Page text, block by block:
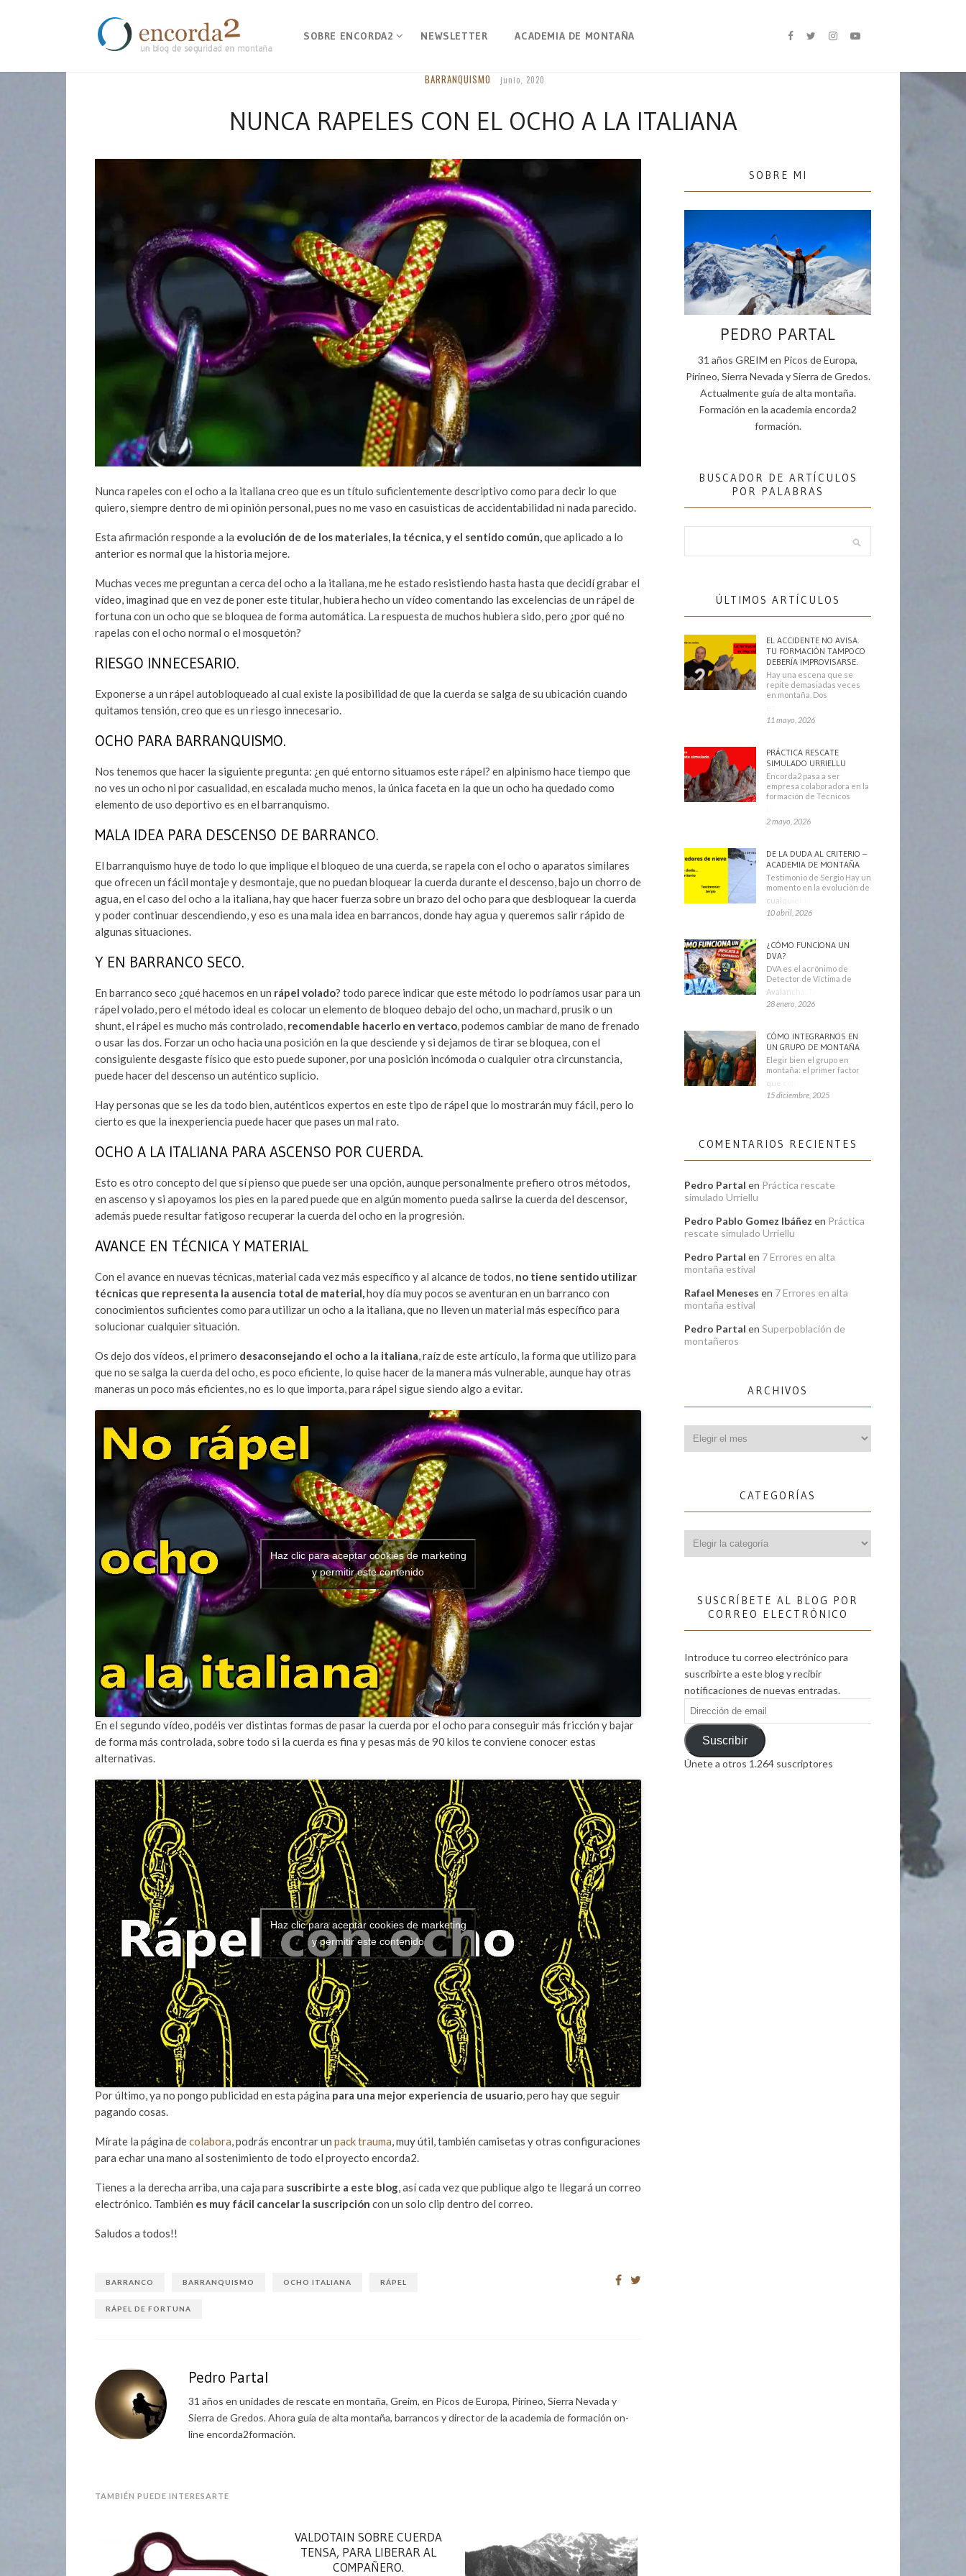
SOBRE ENCORDA2 NEWSLETTER ACADEMIA DE MONTAÑA
BARRANQUISMO junio, 2020
NUNCA RAPELES CON EL OCHO A LA ITALIANA
Nunca rapeles con el ocho a la italiana creo que es un título suficientemente descriptivo como para decir lo que
quiero, siempre dentro de mi opinión personal, pues no me vaso en casuisticas de accidentabilidad ni nada parecido.
Esta afirmación responde a la evolución de de los materiales, la técnica, y el sentido común,que aplicado a lo
anterior es normal que la historia mejore.
Muchas veces me preguntan a cerca del ocho a la italiana, me he estado resistiendo hasta hasta que decidí grabar el
vídeo, imaginad que en vez de poner este titular, hubiera hecho un vídeo comentando las excelencias de un rápel de
fortuna con un ocho que se bloquea de forma automática. La respuesta de muchos hubiera sido, pero ¿por qué no
rapelas con el ocho normal o el mosquetón?
RIESGO INNECESARIO.
Exponerse a un rápel autobloqueado al cual existe la posibilidad de que la cuerda se salga de su ubicación cuando
quitamos tensión, creo que es un riesgo innecesario.
OCHO PARA BARRANQUISMO.
Nos tenemos que hacer la siguiente pregunta: ¿en qué entorno situamos este rápel? en alpinismo hace tiempo que
no ves un ocho ni por casualidad, en escalada mucho menos, la única faceta en la que un ocho ha quedado como
elemento de uso deportivo es en el barranquismo.
MALA IDEA PARA DESCENSO DE BARRANCO.
El barranquismo huye de todo lo que implique el bloqueo de una cuerda, se rapela con el ocho o aparatos similares
que ofrecen un fácil montaje y desmontaje, que no puedan bloquear la cuerda durante el descenso, bajo un chorro de
agua, en el caso del ocho a la italiana, hay que hacer fuerza sobre un brazo del ocho para que desbloquear la cuerda
y poder continuar descendiendo, y eso es una mala idea en barrancos, donde hay agua y queremos salir rápido de
algunas situaciones.
Y EN BARRANCO SECO.
En barranco seco ¿qué hacemos en un rápel volado? todo parece indicar que este método lo podríamos usar para un
rápel volado, pero el método ideal es colocar un elemento de bloqueo debajo del ocho, un machard, prusik o un
shunt, el rápel es mucho más controlado, recomendable hacerlo en vertaco, podemos cambiar de mano de frenado
o usar las dos. Forzar un ocho hacia una posición en la que desciende y si dejamos de tirar se bloquea, con el
consiguiente desgaste físico que esto puede suponer, por una posición incómoda o cualquier otra circunstancia,
puede hacer del descenso un auténtico suplicio.
Hay personas que se les da todo bien, auténticos expertos en este tipo de rápel que lo mostrarán muy fácil, pero lo
cierto es que la inexperiencia puede hacer que pases un mal rato.
OCHO A LA ITALIANA PARA ASCENSO POR CUERDA.
Esto es otro concepto del que sí pienso que puede ser una opción, aunque personalmente prefiero otros métodos,
en ascenso y si apoyamos los pies en la pared puede que en algún momento pueda salirse la cuerda del descensor,
además puede resultar fatigoso recuperar la cuerda del ocho en la progresión.
AVANCE EN TÉCNICA Y MATERIAL
Con el avance en nuevas técnicas, material cada vez más específico y al alcance de todos, no tiene sentido utilizar
técnicas que representa la ausencia total de material,hoy día muy pocos se aventuran en un barranco con
conocimientos suficientes como para utilizar un ocho a la italiana, que no lleven un material más específico para
solucionar cualquier situación.
Os dejo dos vídeos, el primero desaconsejando el ocho a la italiana, raíz de este artículo, la forma que utilizo para
que no se salga la cuerda del ocho, es poco eficiente, lo quise hacer de la manera más vulnerable, aunque hay otras
maneras un poco más eficientes, no es lo que importa, para rápel sigue siendo algo a evitar.
Haz clic para aceptar cookies de marketing
y permitir este contenido
En el segundo vídeo, podéis ver distintas formas de pasar la cuerda por el ocho para conseguir más fricción y bajar
de forma más controlada, sobre todo si la cuerda es fina y pesas más de 90 kilos te conviene conocer estas
alternativas.
Haz clic para aceptar cookies de marketing
y permitir este contenido
Por último, ya no pongo publicidad en esta página para una mejor experiencia de usuario, pero hay que seguir
pagando cosas.
Mírate la página decolabora, podrás encontrar un pack trauma, muy útil, también camisetas y otras configuraciones
para echar una mano al sostenimiento de todo el proyecto encorda2.
Tienes a la derecha arriba, una caja para suscribirte a este blog, así cada vez que publique algo te llegará un correo
electrónico. También es muy fácil cancelar la suscripción con un solo clip dentro del correo.
Saludos a todos!!
BARRANCO BARRANQUISMO OCHO ITALIANA RÁPEL
RÁPEL DE FORTUNA
Pedro Partal
31 años en unidades de rescate en montaña, Greim, en Picos de Europa, Pirineo, Sierra Nevada y
Sierra de Gredos. Ahora guía de alta montaña, barrancos y director de la academia de formación on-
line encorda2formación.
TAMBIÉN PUEDE INTERESARTE
VALDOTAIN SOBRE CUERDA
TENSA, PARA LIBERAR AL
COMPAÑERO.
SOBRE MI
PEDRO PARTAL
31 años GREIM en Picos de Europa,
Pirineo, Sierra Nevada y Sierra de Gredos.
Actualmente guía de alta montaña.
Formación en la academia encorda2
formación.
BUSCADOR DE ARTÍCULOS
POR PALABRAS
ÚLTIMOS ARTÍCULOS
EL ACCIDENTE NO AVISA.
TU FORMACIÓN TAMPOCO
DEBERÍA IMPROVISARSE.
Hay una escena que se
repite demasiadas veces
en montaña. Dos
11 mayo, 2026
PRÁCTICA RESCATE
SIMULADO URRIELLU
Encorda2 pasa a ser
empresa colaboradora en la
formación de Técnicos
2 mayo, 2026
DE LA DUDA AL CRITERIO –
ACADEMIA DE MONTAÑA
Testimonio de Sergio Hay un
momento en la evolución de
cualquier montañero
10 abril, 2026
¿CÓMO FUNCIONA UN
DVA?
DVA es el acrónimo de
Detector de Víctima de
Avalancha. También se
28 enero, 2026
CÓMO INTEGRARNOS EN
UN GRUPO DE MONTAÑA
Elegir bien el grupo en
montaña: el primer factor
que condiciona tu
15 diciembre, 2025
COMENTARIOS RECIENTES
Pedro Partal en Práctica rescate
simulado Urriellu
Pedro Pablo Gomez Ibáñez en Práctica
rescate simulado Urriellu
Pedro Partal en 7 Errores en alta
montaña estival
Rafael Meneses en 7 Errores en alta
montaña estival
Pedro Partal en Superpoblación de
montañeros
ARCHIVOS
CATEGORÍAS
SUSCRÍBETE AL BLOG POR
CORREO ELECTRÓNICO
Introduce tu correo electrónico para
suscribirte a este blog y recibir
notificaciones de nuevas entradas.
Dirección
de
emailSuscribir
Únete a otros 1.264 suscriptores